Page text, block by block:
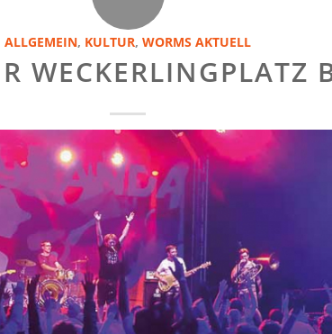
ALLGEMEIN, KULTUR, WORMS AKTUELL
WECKERLINGPLATZ